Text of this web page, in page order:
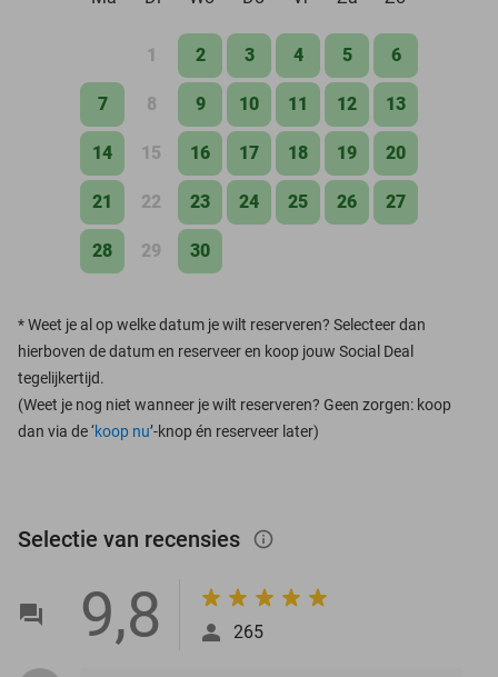
1 2 3 4 5 6
7 8 9 10 11 12 13
14 15 16 17 18 19 20
21 22 23 24 25 26 27
28 29 30
*Weet je al op welke datum je wilt reserveren? Selecteer dan
hierboven de datum en reserveer en koop jouw Social Deal
tegelijkertijd.
(Weet je nog niet wanneer je wilt reserveren? Geen zorgen: koop
dan via de ‘koop nu’-knop én reserveer later)
Selectie van recensies info_outlined
9,8 265